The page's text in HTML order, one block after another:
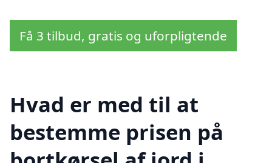
Få 3 tilbud, gratis og uforpligtende
Hvad er med til at
bestemme prisen på